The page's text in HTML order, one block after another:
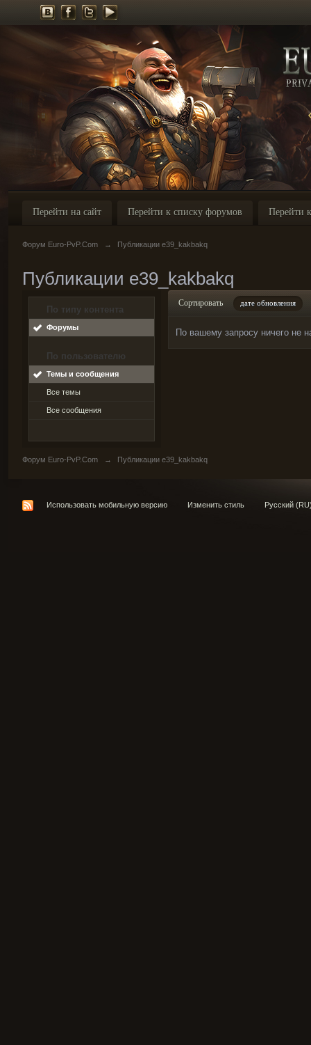
Перейти на сайт Перейти к списку форумов Перейти
Форум Euro-PvP.Com → Публикации e39_kakbakq
Публикации e39_kakbakq
По типу контента
Форумы
По пользователю
Темы и сообщения
Все темы
Все сообщения
Сортировать дате обновления
По вашему запросу ничего не
Форум Euro-PvP.Com → Публикации e39_kakbakq
Использовать мобильную версию Изменить стиль Русский